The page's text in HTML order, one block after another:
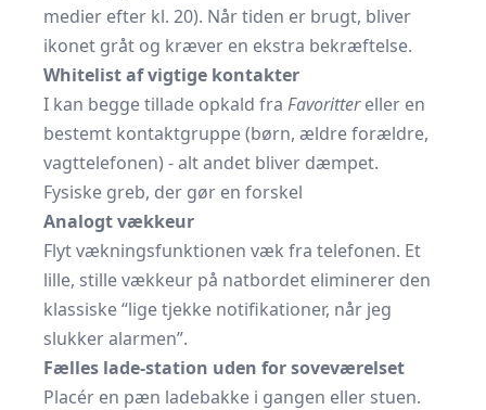
medier efter kl. 20). Når tiden er brugt, bliver
ikonet gråt og kræver en ekstra bekræftelse.
Whitelist af vigtige kontakter
I kan begge tillade opkald fra Favorittereller en
bestemt kontaktgruppe (børn, ældre forældre,
vagttelefonen) - alt andet bliver dæmpet.
Fysiske greb, der gør en forskel
Analogt vækkeur
Flyt vækningsfunktionen væk fra telefonen. Et
lille, stille vækkeur på natbordet eliminerer den
klassiske “lige tjekke notifikationer, når jeg
slukker alarmen”.
Fælles lade-station uden for soveværelset
Placér en pæn ladebakke i gangen eller stuen.